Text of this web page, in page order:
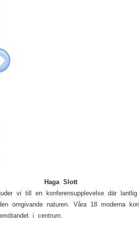
Haga Slott
vi till en konferensupplevelse där
omgivande naturen. Våra 18 moderna
i centrum.